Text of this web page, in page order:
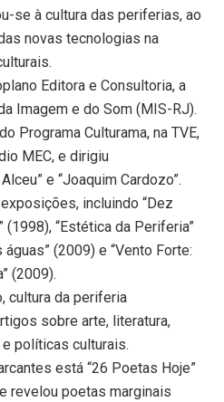
se à cultura das periferias, ao
novas tecnologias na
Editora e Consultoria, a
Imagem e do Som (MIS-RJ).
Programa Culturama, na TVE,
MEC, e dirigiu
e “Joaquim Cardozo”.
incluindo “Dez
“Estética da Periferia”
(2009) e “Vento Forte:
(2009).
cultura da periferia
sobre arte, literatura,
políticas culturais.
está “26 Poetas Hoje”
revelou poetas marginais